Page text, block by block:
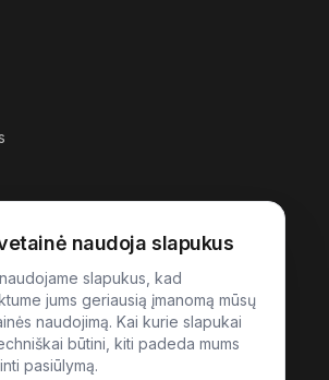
naudoja slapukus
slapukus, kad
jums geriausią įmanomą mūsų
naudojimą. Kai kurie slapukai
būtini, kiti padeda mums
pasiūlymą.